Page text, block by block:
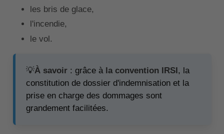
les bris de glace,
l'incendie,
le vol.
💡À savoir : grâce à la convention IRSI, la
constitution de dossier d'indemnisation et la
prise en charge des dommages sont
grandement facilitées.